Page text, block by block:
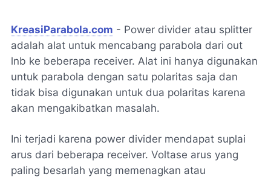
KreasiParabola.com - Power divider atau splitter
adalah alat untuk mencabang parabola dari out
lnb ke beberapa receiver. Alat ini hanya digunakan
untuk parabola dengan satu polaritas saja dan
tidak bisa digunakan untuk dua polaritas karena
akan mengakibatkan masalah.
Ini terjadi karena power divider mendapat suplai
arus dari beberapa receiver. Voltase arus yang
paling besarlah yang memenagkan atau